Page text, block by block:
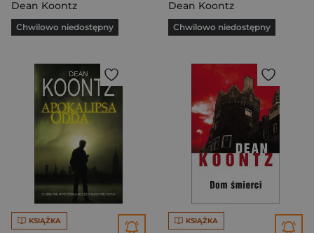
Dean Koontz
Chwilowo niedostępny
Dean Koontz
Chwilowo niedostępny
KSIĄŻKA KSIĄŻKA